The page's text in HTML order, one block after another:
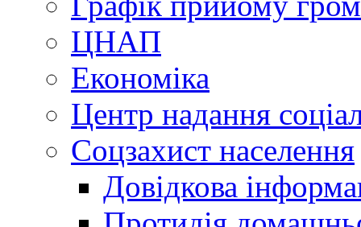
ЦНАП
Економіка
Центр надання
Соцзахист населення
Довідкова